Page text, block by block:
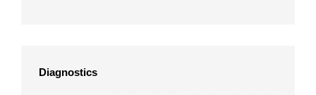
Diagnostics